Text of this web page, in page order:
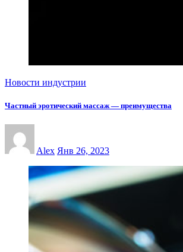
Новости индустрии
Частный эротический массаж — преимущества
Alex Янв 26, 2023